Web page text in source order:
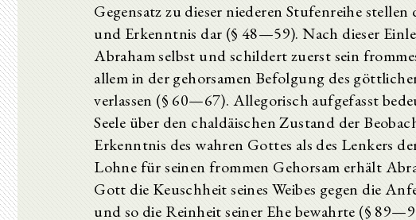
Gegensatz zu dieser niederen Stufenreihe
und Erkenntnis dar (§ 48—59). Nach dieser
Abraham selbst und schildert zuerst sein
allem in der gehorsamen Befolgung des
verlassen (§ 60—67). Allegorisch aufgefasst
Seele über den chaldäischen Zustand der
Erkenntnis des wahren Gottes als des Lenkers
Lohne für seinen frommen Gehorsam erhält
Gott die Keuschheit seines Weibes gegen die
und so die Reinheit seiner Ehe bewahrte (§